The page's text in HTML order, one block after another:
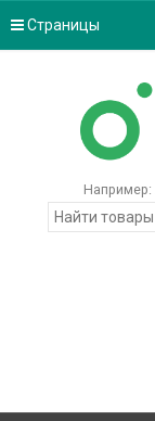
Страницы
Например: